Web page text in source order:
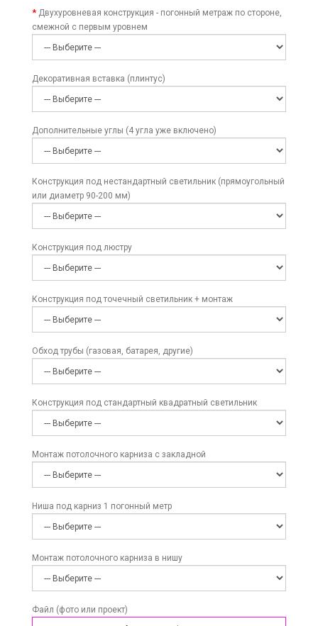
Двухуровневая конструкция - погонный метраж по стороне,
смежной с первым уровнем
Декоративная вставка (плинтус)
Дополнительные углы (4 угла уже включено)
Конструкция под нестандартный светильник (прямоугольный
или диаметр 90-200 мм)
Конструкция под люстру
Конструкция под точечный светильник + монтаж
Обход трубы (газовая, батарея, другие)
Конструкция под стандартный квадратный светильник
Монтаж потолочного карниза с закладной
Ниша под карниз 1 погонный метр
Монтаж потолочного карниза в нишу
Файл (фото или проект)